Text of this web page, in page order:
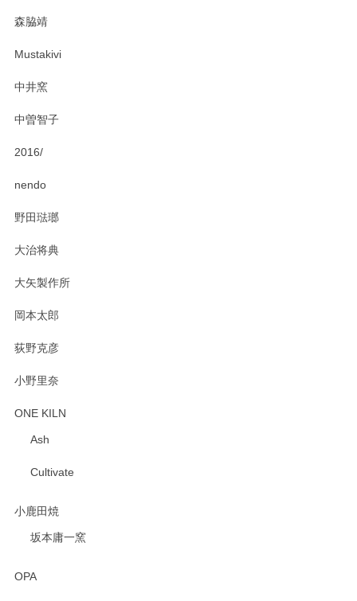
森脇靖
Mustakivi
中井窯
中曽智子
2016/
nendo
野田琺瑯
大治将典
大矢製作所
岡本太郎
荻野克彦
小野里奈
ONE KILN
Ash
Cultivate
小鹿田焼
坂本庸一窯
OPA